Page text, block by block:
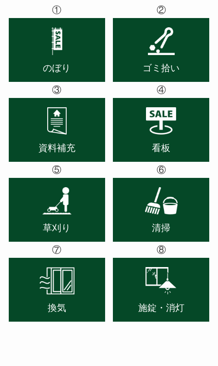
①
のぼり
②
ゴミ拾い
③
資料補充
④
看板
⑤
草刈り
⑥
清掃
⑦
換気
⑧
施錠・消灯